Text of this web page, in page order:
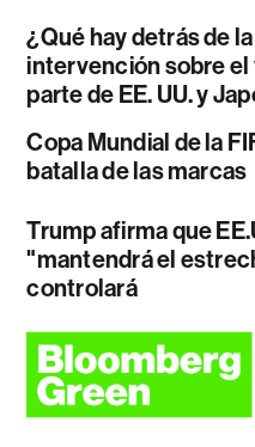
¿Qué hay detrás de
intervención sobre el
parte de EE. UU. y
Copa Mundial de la
batalla de las marcas
Trump afirma que
"mantendrá el
controlará